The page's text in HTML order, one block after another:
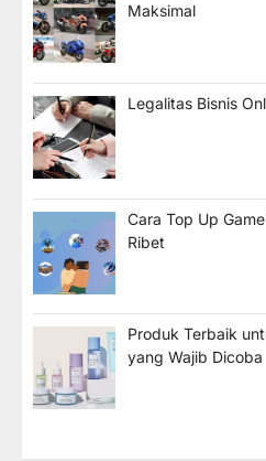
Maksimal
Legalitas Bisnis
Cara Top Up
Ribet
Produk Terbaik
yang Wajib Dicoba